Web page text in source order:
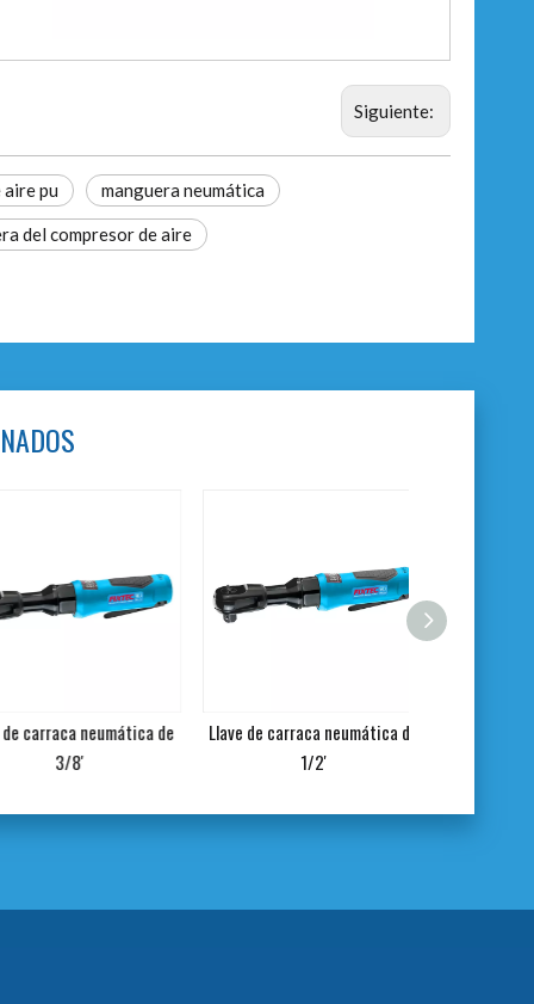
Siguiente:
aire pu manguera neumática
del compresor de aire
carraca neumática de
3/8'
Llave de carraca neumática de
1/2'